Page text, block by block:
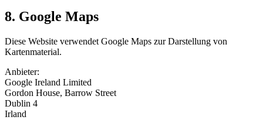
8. Google Maps
Diese Website verwendet Google Maps zur Darstellung von
Kartenmaterial.
Anbieter:
Google Ireland Limited
Gordon House, Barrow Street
Dublin 4
Irland